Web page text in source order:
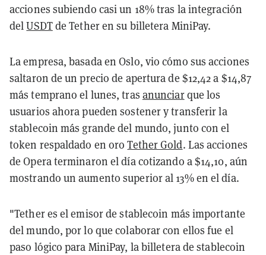
acciones subiendo casi un 18% tras la integración
delUSDTde Tether en su billetera MiniPay.
La empresa, basada en Oslo, vio cómo sus acciones
saltaron de un precio de apertura de $12,42 a $14,87
más temprano el lunes, tras anunciarque los
usuarios ahora pueden sostener y transferir la
stablecoin más grande del mundo, junto con el
token respaldado en oroTether Gold. Las acciones
de Opera terminaron el día cotizando a $14,10, aún
mostrando un aumento superior al 13% en el día.
"Tether es el emisor de stablecoin más importante
del mundo, por lo que colaborar con ellos fue el
paso lógico para MiniPay, la billetera de stablecoin